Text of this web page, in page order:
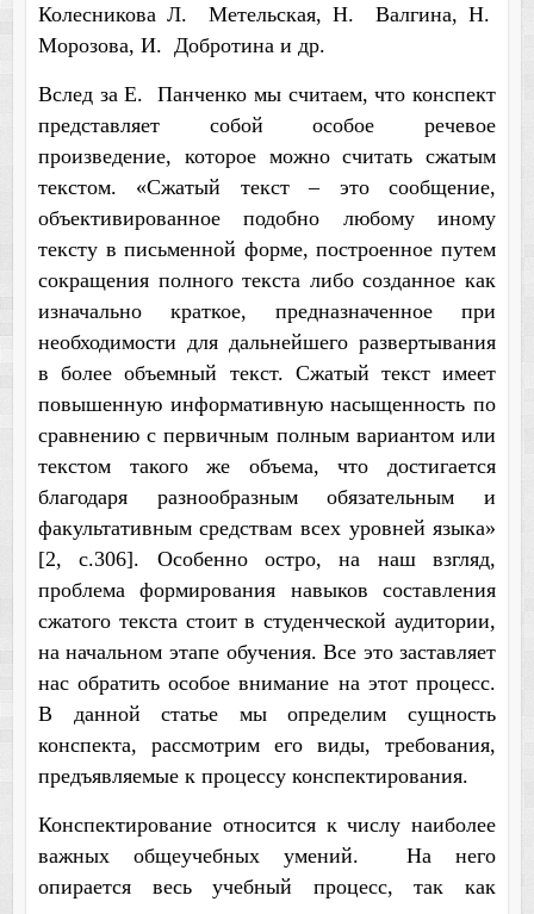
Колесникова Л. Метельская, Н. Валгина, Н.
Морозова, И. Добротина и др.
Вслед за Е. Панченко мы считаем, что конспект
представляет собой особое речевое
произведение, которое можно считать сжатым
текстом. «Сжатый текст – это сообщение,
объективированное подобно любому иному
тексту в письменной форме, построенное путем
сокращения полного текста либо созданное как
изначально краткое, предназначенное при
необходимости для дальнейшего развертывания
в более объемный текст. Сжатый текст имеет
повышенную информативную насыщенность по
сравнению с первичным полным вариантом или
текстом такого же объема, что достигается
благодаря разнообразным обязательным и
факультативным средствам всех уровней языка»
[2, с.306]. Особенно остро, на наш взгляд,
проблема формирования навыков составления
сжатого текста стоит в студенческой аудитории,
на начальном этапе обучения. Все это заставляет
нас обратить особое внимание на этот процесс.
В данной статье мы определим сущность
конспекта, рассмотрим его виды, требования,
предъявляемые к процессу конспектирования.
Конспектирование относится к числу наиболее
важных общеучебных умений. На него
опирается весь учебный процесс, так как